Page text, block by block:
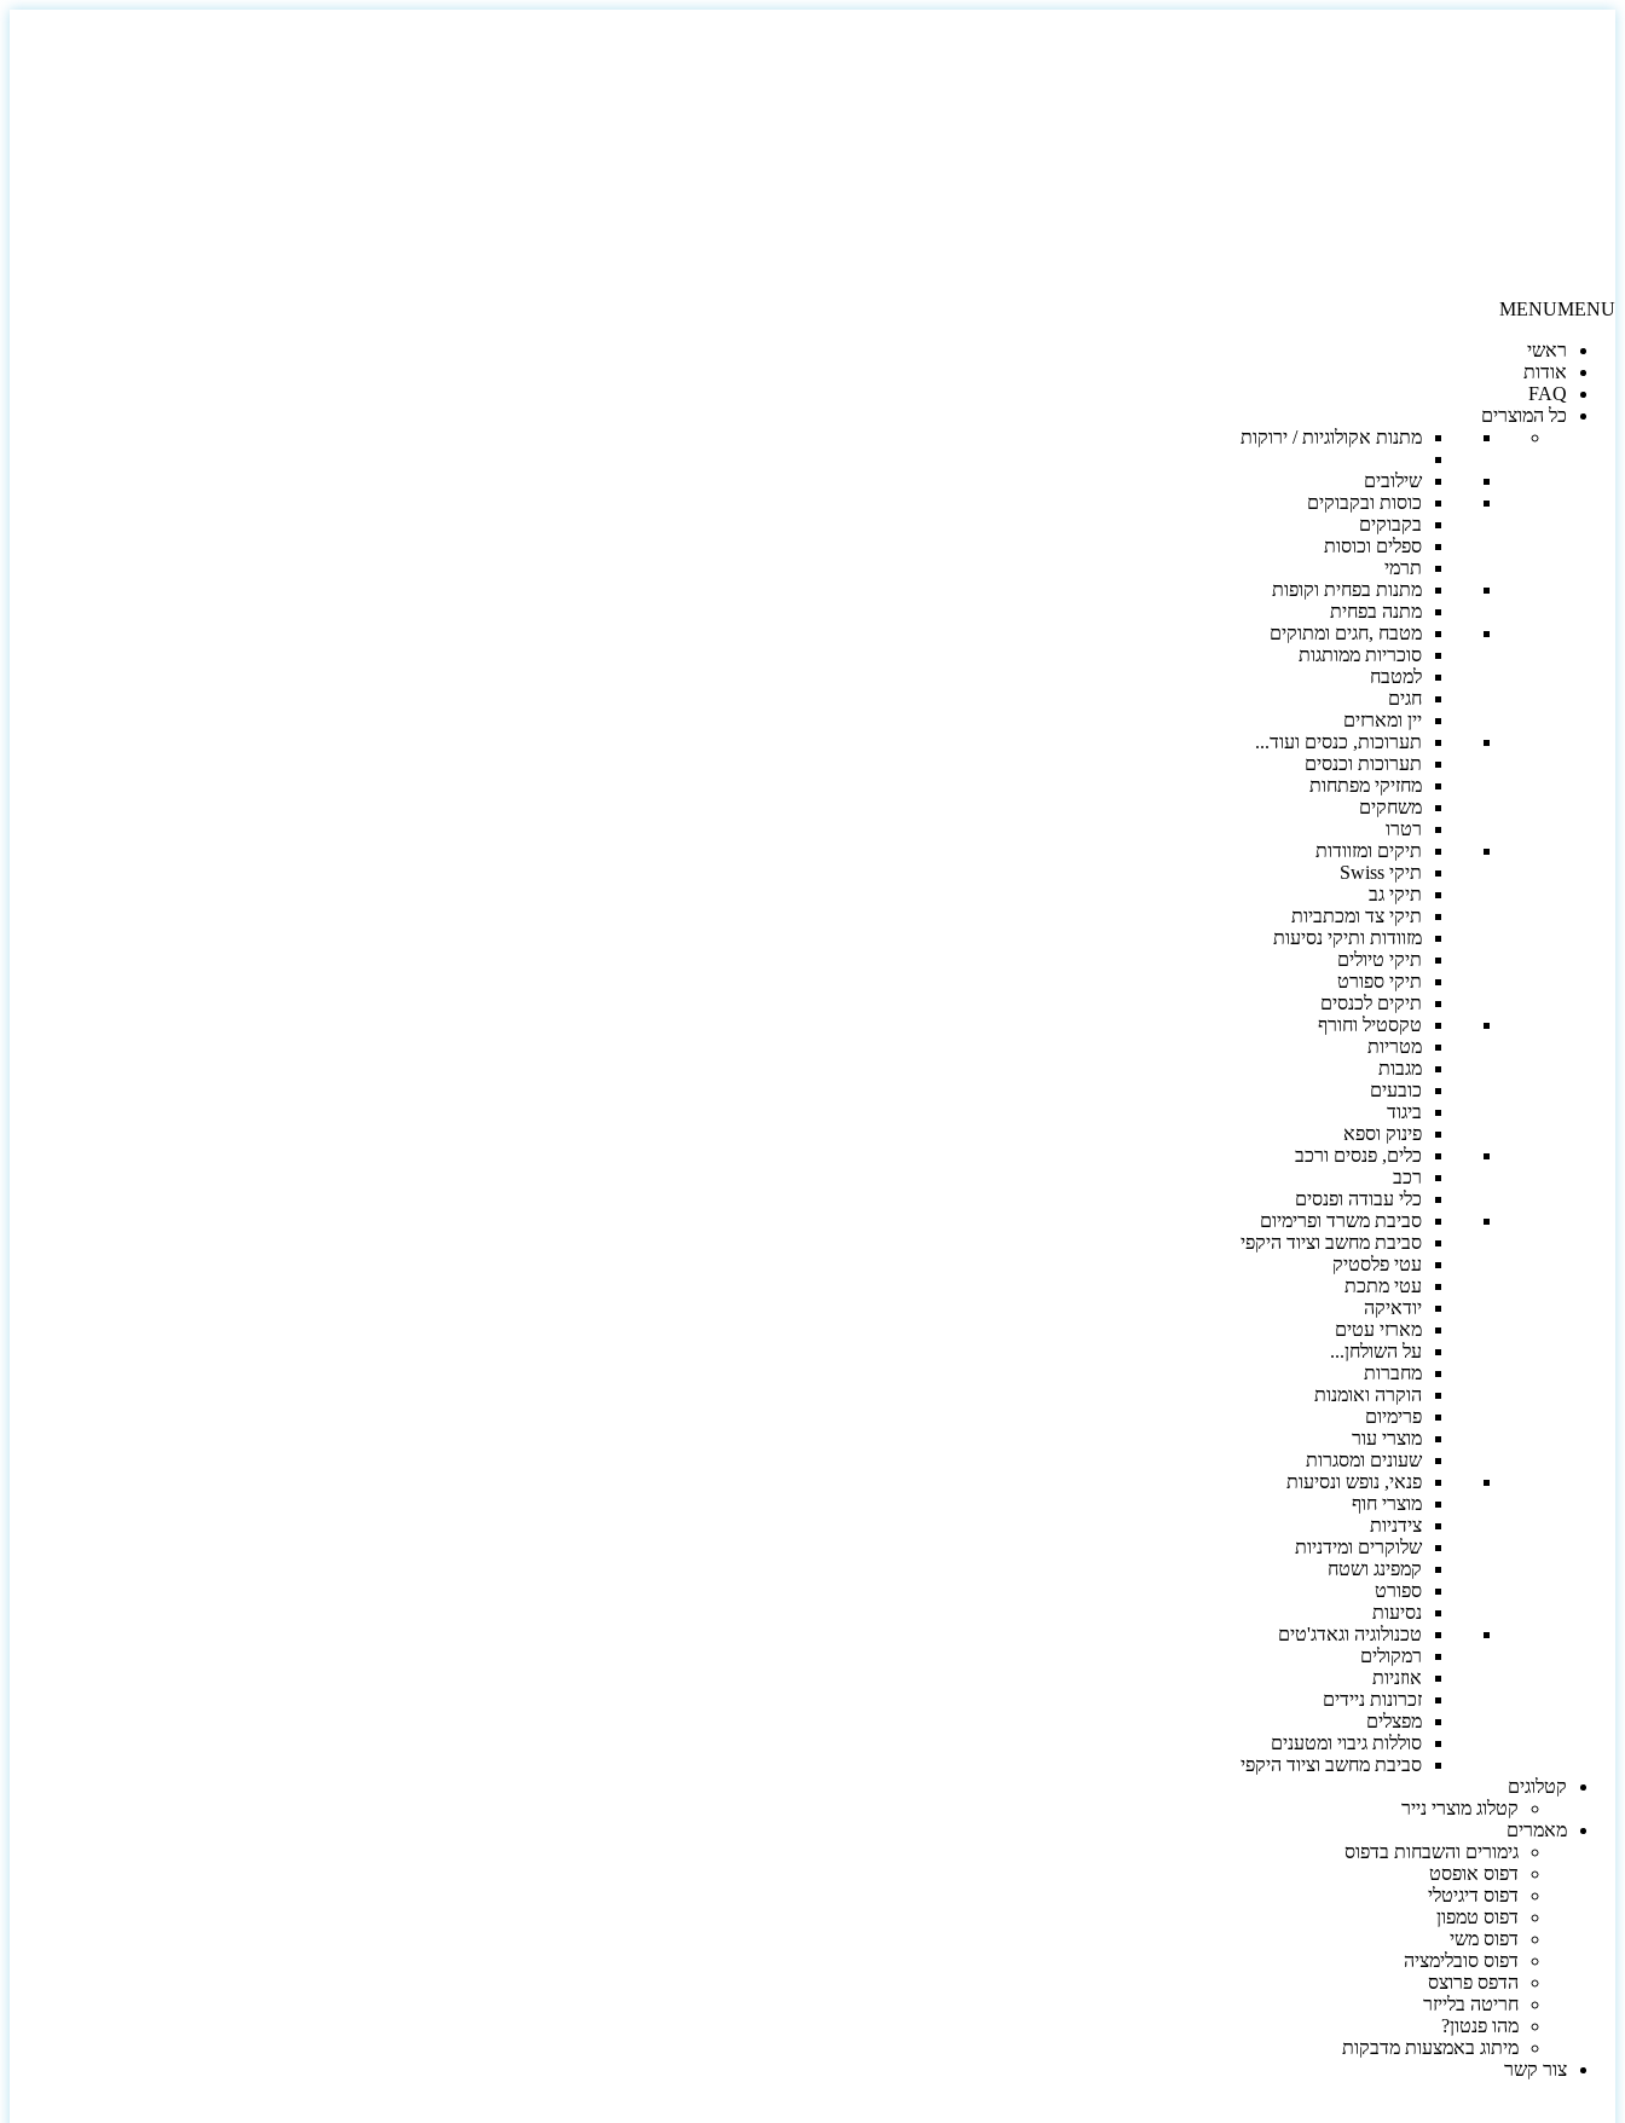
MENUMENU
ראשי
אודות
FAQ
כל המוצרים
מתנות אקולוגיות / ירוקות
שילובים
כוסות ובקבוקים
בקבוקים
ספלים וכוסות
תרמי
מתנות בפחית וקופות
מתנה בפחית
מטבח ,חגים ומתוקים
סוכריות ממותגות
למטבח
חגים
יין ומארזים
תערוכות, כנסים ועוד...
תערוכות וכנסים
מחזיקי מפתחות
משחקים
רטרו
תיקים ומזוודות
תיקי Swiss
תיקי גב
תיקי צד ומכתביות
מזוודות ותיקי נסיעות
תיקי טיולים
תיקי ספורט
תיקים לכנסים
טקסטיל וחורף
מטריות
מגבות
כובעים
ביגוד
פינוק וספא
כלים, פנסים ורכב
רכב
כלי עבודה ופנסים
סביבת משרד ופרימיום
סביבת מחשב וציוד היקפי
עטי פלסטיק
עטי מתכת
יודאיקה
מארזי עטים
על השולחן...
מחברות
הוקרה ואומנות
פרימיום
מוצרי עור
שעונים ומסגרות
פנאי, נופש ונסיעות
מוצרי חוף
צידניות
שלוקרים ומידניות
קמפינג ושטח
ספורט
נסיעות
טכנולוגיה וגאדג'טים
רמקולים
אוזניות
זכרונות ניידים
מפצלים
סוללות גיבוי ומטענים
סביבת מחשב וציוד היקפי
קטלוגים
קטלוג מוצרי נייר
מאמרים
גימורים והשבחות בדפוס
דפוס אופסט
דפוס דיגיטלי
דפוס טמפון
דפוס משי
דפוס סובלימציה
הדפס פרוצס
חריטה בלייזר
מהו פנטון?
מיתוג באמצעות מדבקות
צור קשר